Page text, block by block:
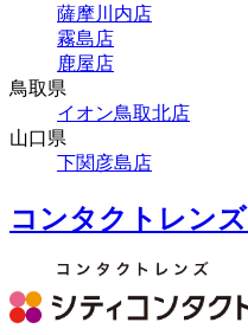
薩摩川内店
霧島店
鹿屋店
鳥取県
イオン鳥取北店
山口県
下関彦島店
コンタクトレン